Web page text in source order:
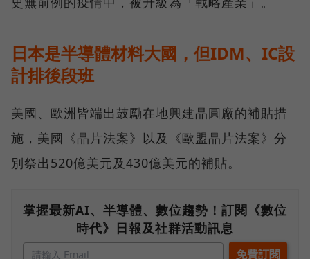
日本是半導體材料大國，但IDM、IC設
計排後段班
美國、歐洲皆端出鼓勵在地興建晶圓廠的補貼措
施，美國《晶片法案》以及《歐盟晶片法案》分
別祭出520億美元及430億美元的補貼。
掌握最新AI、半導體、數位趨勢！訂閱《數位
時代》日報及社群活動訊息